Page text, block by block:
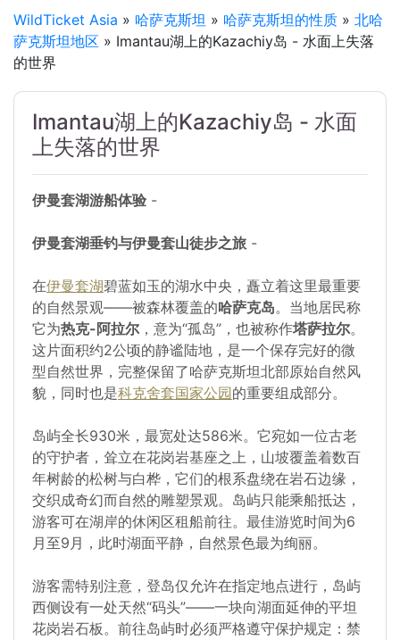
WildTicket Asia » 哈萨克斯坦 » 哈萨克斯坦的性质 » 北哈
萨克斯坦地区 » Imantau湖上的Kazachiy岛 - 水面上失落
的世界
Imantau湖上的Kazachiy岛 - 水面
上失落的世界
伊曼套湖游船体验 -
伊曼套湖垂钓与伊曼套山徒步之旅 -
在伊曼套湖碧蓝如玉的湖水中央，矗立着这里最重要
的自然景观——被森林覆盖的哈萨克岛。当地居民称
它为热克-阿拉尔 ，意为“孤岛”，也被称作塔萨拉尔。
这片面积约2公顷的静谧陆地，是一个保存完好的微
型自然世界，完整保留了哈萨克斯坦北部原始自然风
貌，同时也是科克舍套国家公园的重要组成部分。
岛屿全长930米，最宽处达586米。它宛如一位古老
的守护者，耸立在花岗岩基座之上，山坡覆盖着数百
年树龄的松树与白桦，它们的根系盘绕在岩石边缘，
交织成奇幻而自然的雕塑景观。岛屿只能乘船抵达，
游客可在湖岸的休闲区租船前往。最佳游览时间为6
月至9月，此时湖面平静，自然景色最为绚丽。
游客需特别注意，登岛仅允许在指定地点进行，岛屿
西侧设有一处天然“码头”——一块向湖面延伸的平坦
花岗岩石板。前往岛屿时必须严格遵守保护规定：禁